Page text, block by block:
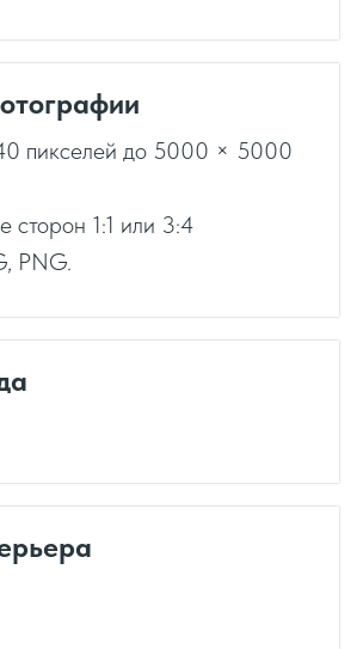
пикселей до 5000 × 5000
сторон 1:1 или 3:4
PNG.